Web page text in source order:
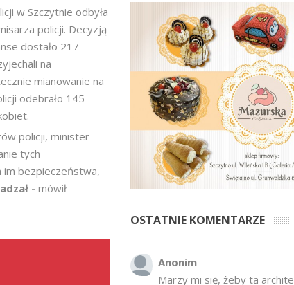
w Szczytnie odbyła
policji. Decyzją
dostało 217
na
mianowanie na
odebrało 145
policji, minister
tych
im bezpieczeństwa,
- mówił
OSTATNIE KOMENTARZE
Anonim
Marzy mi się, żeby ta